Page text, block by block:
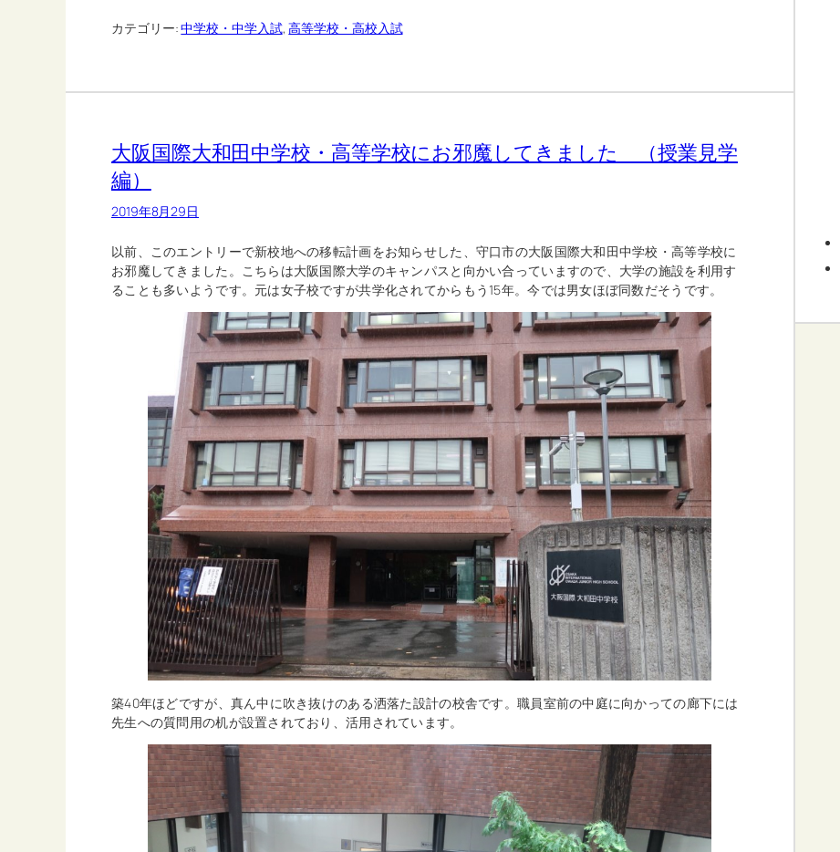
カテゴリー:中学校・中学入試, 高等学校・高校入試
大阪国際大和田中学校・高等学校にお邪魔してきました （授業見学
編）
2019年8月29日
以前、このエントリーで新校地への移転計画をお知らせした、守口市の大阪国際大和田中学校・高等学校に
お邪魔してきました。こちらは大阪国際大学のキャンパスと向かい合っていますので、大学の施設を利用す
ることも多いようです。元は女子校ですが共学化されてからもう15年。今では男女ほぼ同数だそうです。
築40年ほどですが、真ん中に吹き抜けのある洒落た設計の校舎です。職員室前の中庭に向かっての廊下には
先生への質問用の机が設置されており、活用されています。